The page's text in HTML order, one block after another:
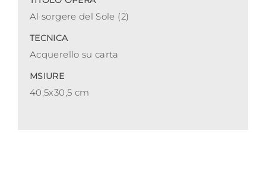
Al sorgere del Sole (2)
TECNICA
Acquerello su carta
MSIURE
40,5x30,5 cm